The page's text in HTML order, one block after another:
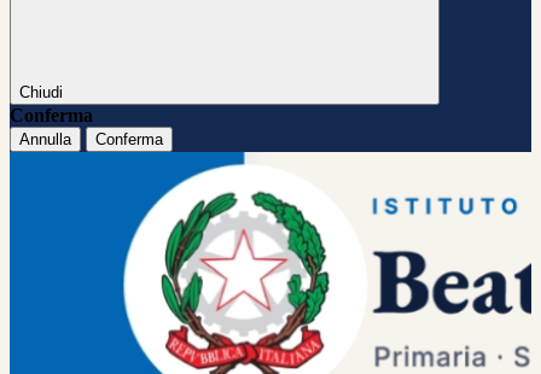
Chiudi
Conferma
Annulla Conferma